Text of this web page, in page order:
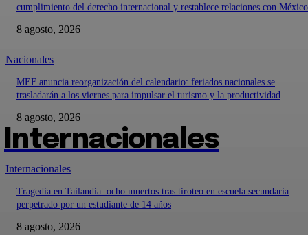
cumplimiento del derecho internacional y restablece relaciones con México
8 agosto, 2026
Nacionales
MEF anuncia reorganización del calendario: feriados nacionales se
trasladarán a los viernes para impulsar el turismo y la productividad
8 agosto, 2026
Internacionales
Internacionales
Tragedia en Tailandia: ocho muertos tras tiroteo en escuela secundaria
perpetrado por un estudiante de 14 años
8 agosto, 2026